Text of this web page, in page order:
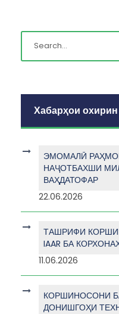
Хабарҳои охирин
ЭМОМАЛӢ
НАҶОТБАХШИ
ВАҲДАТОФАР
22.06.2026
ТАШРИФИ
IAAR БА
11.06.2026
КОРШИНОСОНИ
ДОНИШГОҲИ